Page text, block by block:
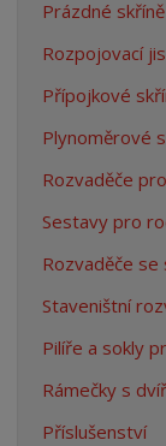
Prázdné skříně
Rozpojovací
Přípojkové
Plynoměrové
Rozvaděče
Sestavy pro
Rozvaděče
Staveništní
Pilíře a sokly
Rámečky s
Příslušenství